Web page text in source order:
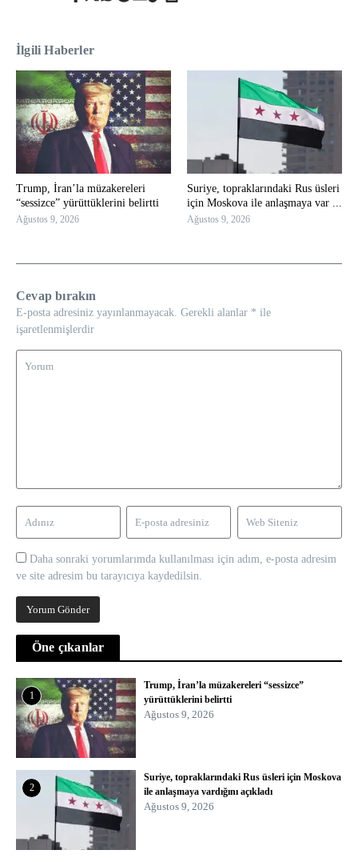
İlgili Haberler
Trump, İran’la müzakereleri
“sessizce” yürüttüklerini belirtti
Ağustos 9, 2026
Suriye, topraklarındaki Rus üsleri
için Moskova ile anlaşmaya var ...
Ağustos 9, 2026
Cevap bırakın
E-posta adresiniz yayınlanmayacak. Gerekli alanlar * ile
işaretlenmişlerdir
Daha sonraki yorumlarımda kullanılması için adım, e-posta adresim
ve site adresim bu tarayıcıya kaydedilsin.
Öne çıkanlar
1
Trump, İran’la müzakereleri “sessizce”
yürüttüklerini belirtti
Ağustos 9, 2026
2
Suriye, topraklarındaki Rus üsleri için Moskova
ile anlaşmaya vardığını açıkladı
Ağustos 9, 2026